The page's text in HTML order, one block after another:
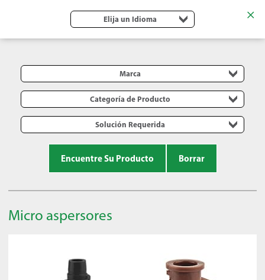
Elija un Idioma
Marca
Categoría de Producto
Solución Requerida
Encuentre Su Producto Borrar
Micro aspersores